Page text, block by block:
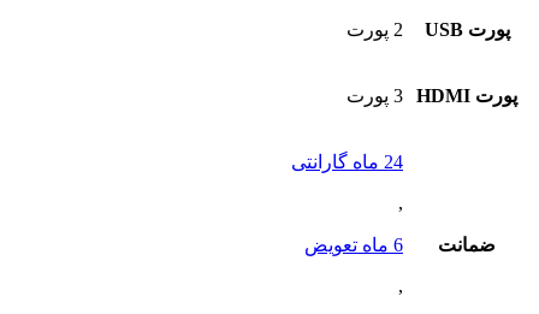
پورت USB 2 پورت
پورت HDMI 3 پورت
ضمانت
24 ماه گارانتی
,
6 ماه تعویض
,